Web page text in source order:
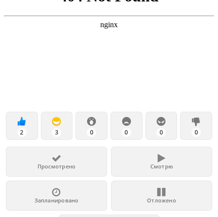
2 3 0 0 0 0
Просмотрено Смотрю
Запланировано Отложено